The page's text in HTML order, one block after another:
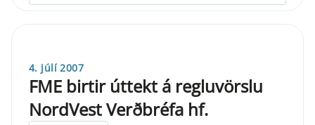
4. júlí 2007
FME birtir úttekt á regluvörslu
NordVest Verðbréfa hf.